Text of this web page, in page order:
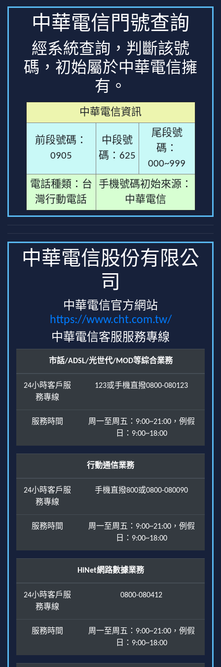
中華電信門號查詢
經系統查詢，判斷該號
碼，初始屬於中華電信擁
有。
中華電信資訊
前段號碼：
0905
中段號
碼：625
尾段號
碼：
000~999
電話種類：台
灣行動電話
手機號碼初始來源：
中華電信
中華電信股份有限公
司
中華電信官方網站
https://www.cht.com.tw/
中華電信客服服務專線
市話/ADSL/光世代/MOD等綜合業務
24小時客戶服
務專線
123或手機直撥0800-080123
服務時間
周一至周五：9:00~21:00，例假
日：9:00~18:00
行動通信業務
24小時客戶服
務專線
手機直撥800或0800-080090
服務時間
周一至周五：9:00~21:00，例假
日：9:00~18:00
HiNet網路數據業務
24小時客戶服
務專線
0800-080412
服務時間
周一至周五：9:00~21:00，例假
日：9:00~18:00